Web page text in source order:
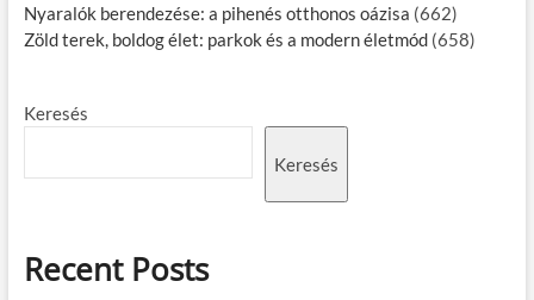
Nyaralók berendezése: a pihenés otthonos oázisa (662)
Zöld terek, boldog élet: parkok és a modern életmód (658)
Keresés
Keresés
Recent Posts